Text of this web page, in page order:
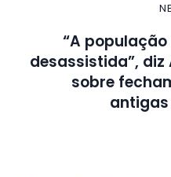
“A
desassistida”, diz
sobre
antigas